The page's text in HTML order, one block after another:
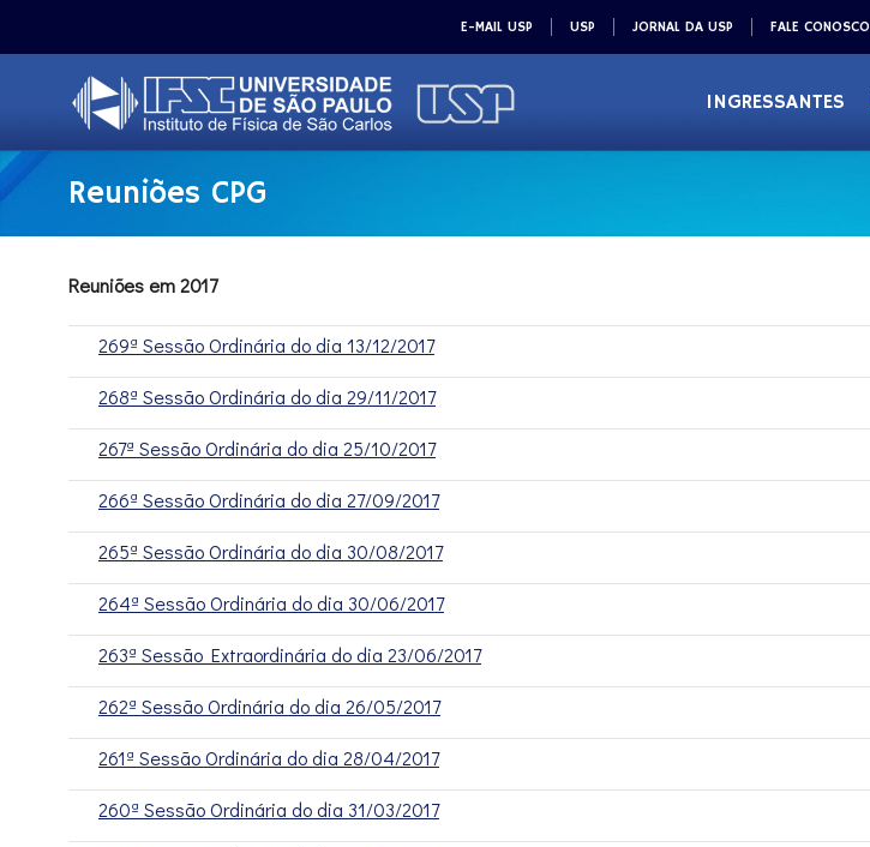
E-MAIL USP USP JORNAL DA USP FALE CONOSCO
INGRESSANTES
Reuniões CPG
Reuniões em 2017
269ª Sessão Ordinária do dia 13/12/2017
268ª Sessão Ordinária do dia 29/11/2017
267ª Sessão Ordinária do dia 25/10/2017
266ª Sessão Ordinária do dia 27/09/2017
265ª Sessão Ordinária do dia 30/08/2017
264ª Sessão Ordinária do dia 30/06/2017
263ª Sessão Extraordinária do dia 23/06/2017
262ª Sessão Ordinária do dia 26/05/2017
261ª Sessão Ordinária do dia 28/04/2017
260ª Sessão Ordinária do dia 31/03/2017